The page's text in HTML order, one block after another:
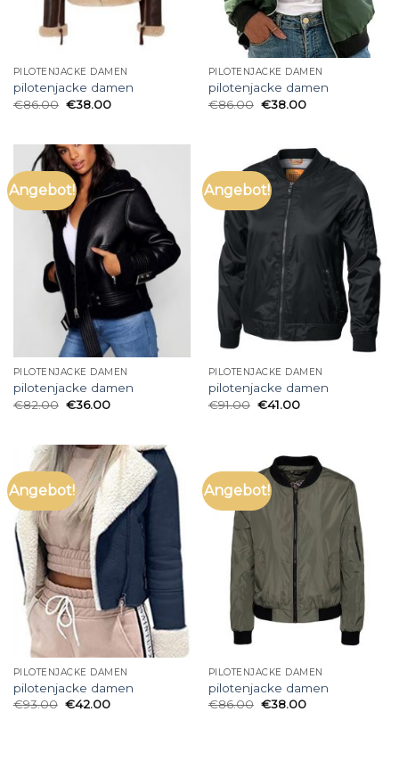
PILOTENJACKE DAMEN
pilotenjacke damen
€86.00 €38.00
PILOTENJACKE DAMEN
pilotenjacke damen
€86.00 €38.00
Angebot!
PILOTENJACKE DAMEN
pilotenjacke damen
€82.00 €36.00
Angebot!
PILOTENJACKE DAMEN
pilotenjacke damen
€91.00 €41.00
Angebot!
PILOTENJACKE DAMEN
pilotenjacke damen
€93.00 €42.00
Angebot!
PILOTENJACKE DAMEN
pilotenjacke damen
€86.00 €38.00